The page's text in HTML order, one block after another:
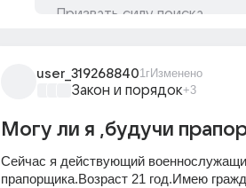
user_3192688401гИзменено
Закон и порядок+3
Могу ли я ,будучи
Сейчас я действующий
прапорщика.Возраст 21 год.Имею